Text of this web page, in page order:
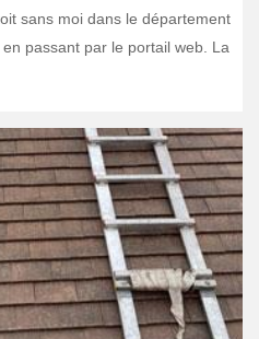
sans moi dans le département
passant par le portail web. La